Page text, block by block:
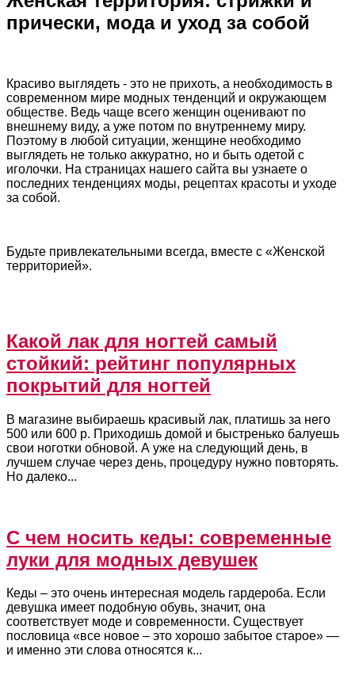
прически, мода и уход за собой
Красиво выглядеть - это не прихоть, а необходимость в
современном мире модных тенденций и окружающем
обществе. Ведь чаще всего женщин оценивают по
внешнему виду, а уже потом по внутреннему миру.
Поэтому в любой ситуации, женщине необходимо
выглядеть не только аккуратно, но и быть одетой с
иголочки. На страницах нашего сайта вы узнаете о
последних тенденциях моды, рецептах красоты и уходе
за собой.
Будьте привлекательными всегда, вместе с «Женской
территорией».
Какой лак для ногтей самый
стойкий: рейтинг популярных
покрытий для ногтей
В магазине выбираешь красивый лак, платишь за него
500 или 600 р. Приходишь домой и быстренько балуешь
свои ноготки обновой. А уже на следующий день, в
лучшем случае через день, процедуру нужно повторять.
Но далеко...
С чем носить кеды: современные
луки для модных девушек
Кеды – это очень интересная модель гардероба. Если
девушка имеет подобную обувь, значит, она
соответствует моде и современности. Существует
пословица «все новое – это хорошо забытое старое» —
и именно эти слова относятся к...